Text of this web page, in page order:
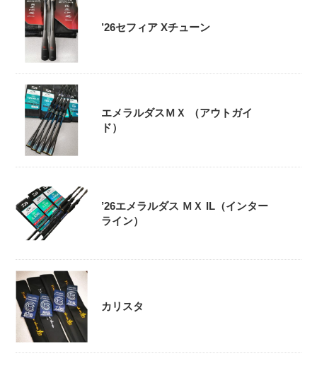
’26セフィア Xチューン
エメラルダスＭＸ （アウトガイ
ド）
’26エメラルダス ＭＸ IL（インター
ライン）
カリスタ